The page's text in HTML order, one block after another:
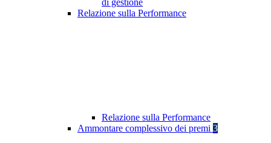
di gestione
Relazione sulla Performance
Relazione sulla Performance
Ammontare complessivo dei premi 3